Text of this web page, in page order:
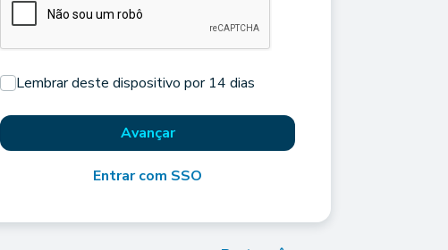
Lembrar deste dispositivo por 14 dias
Avançar
Entrar com SSO